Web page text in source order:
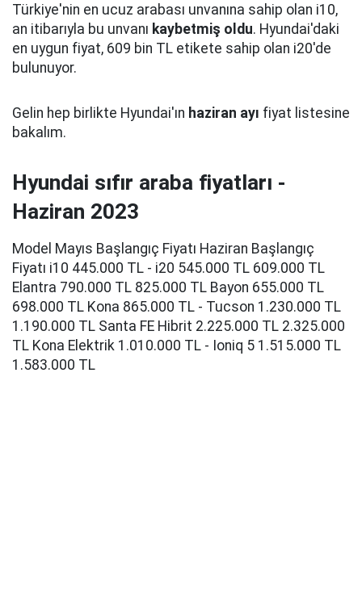
Türkiye'nin en ucuz arabası unvanına sahip olan i10,
an itibarıyla bu unvanı kaybetmiş oldu. Hyundai'daki
en uygun fiyat, 609 bin TL etikete sahip olan i20'de
bulunuyor.
Gelin hep birlikte Hyundai'ın haziran ayı fiyat listesine
bakalım.
Hyundai sıfır araba fiyatları -
Haziran 2023
Model Mayıs Başlangıç Fiyatı Haziran Başlangıç
Fiyatı i10 445.000 TL - i20 545.000 TL 609.000 TL
Elantra 790.000 TL 825.000 TL Bayon 655.000 TL
698.000 TL Kona 865.000 TL - Tucson 1.230.000 TL
1.190.000 TL Santa FE Hibrit 2.225.000 TL 2.325.000
TL Kona Elektrik 1.010.000 TL - Ioniq 5 1.515.000 TL
1.583.000 TL